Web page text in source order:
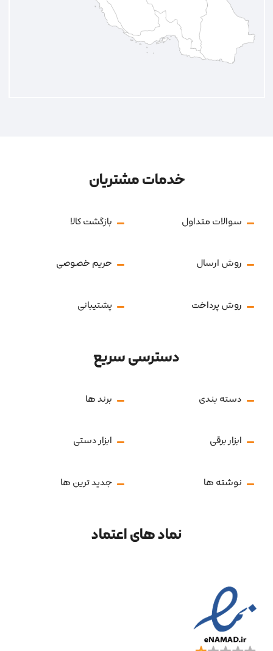
خدمات مشتریان
سوالات متداول بازگشت کالا
روش ارسال حریم خصوصی
روش پرداخت پشتیبانی
دسترسی سریع
دسته بندی برند ها
ابزار برقی ابزار دستی
نوشته ها جدید ترین ها
نماد های اعتماد